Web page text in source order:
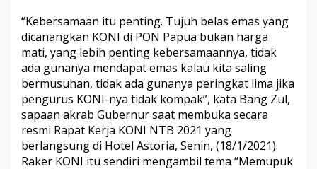
“Kebersamaan itu penting. Tujuh belas emas yang
dicanangkan KONI di PON Papua bukan harga
mati, yang lebih penting kebersamaannya, tidak
ada gunanya mendapat emas kalau kita saling
bermusuhan, tidak ada gunanya peringkat lima jika
pengurus KONI-nya tidak kompak”, kata Bang Zul,
sapaan akrab Gubernur saat membuka secara
resmi Rapat Kerja KONI NTB 2021 yang
berlangsung di Hotel Astoria, Senin, (18/1/2021).
Raker KONI itu sendiri mengambil tema “Memupuk